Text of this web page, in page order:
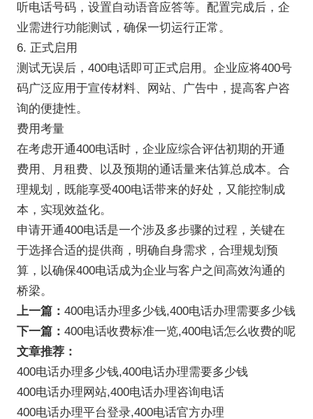
听电话号码，设置自动语音应答等。配置完成后，企
业需进行功能测试，确保一切运行正常。
6. 正式启用
测试无误后，400电话即可正式启用。企业应将400号
码广泛应用于宣传材料、网站、广告中，提高客户咨
询的便捷性。
费用考量
在考虑开通400电话时，企业应综合评估初期的开通
费用、月租费、以及预期的通话量来估算总成本。合
理规划，既能享受400电话带来的好处，又能控制成
本，实现效益化。
申请开通400电话是一个涉及多步骤的过程，关键在
于选择合适的提供商，明确自身需求，合理规划预
算，以确保400电话成为企业与客户之间高效沟通的
桥梁。
上一篇： 400电话办理多少钱,400电话办理需要多少钱
下一篇： 400电话收费标准一览,400电话怎么收费的呢
文章推荐：
400电话办理多少钱,400电话办理需要多少钱
400电话办理网站,400电话办理咨询电话
400电话办理平台登录,400电话官方办理